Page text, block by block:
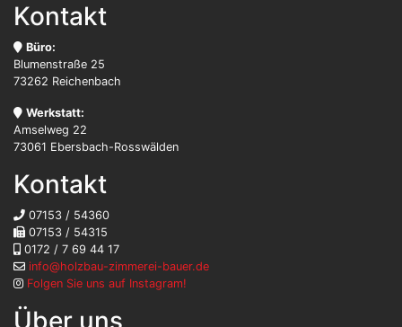
Kontakt
Büro:
Blumenstraße 25
73262 Reichenbach
Werkstatt:
Amselweg 22
73061 Ebersbach-Rosswälden
Kontakt
07153 / 54360
07153 / 54315
0172 / 7 69 44 17
info@holzbau-zimmerei-bauer.de
Folgen Sie uns auf Instagram!